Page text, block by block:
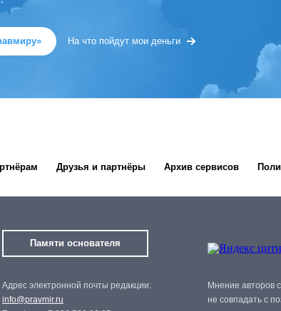
На что пойдут мои деньги
Друзья и партнёры Архив сервисов
Памяти основателя
Адрес электронной почты редакции:
info@pravmir.ru
Мнение авторов
не совпадать с